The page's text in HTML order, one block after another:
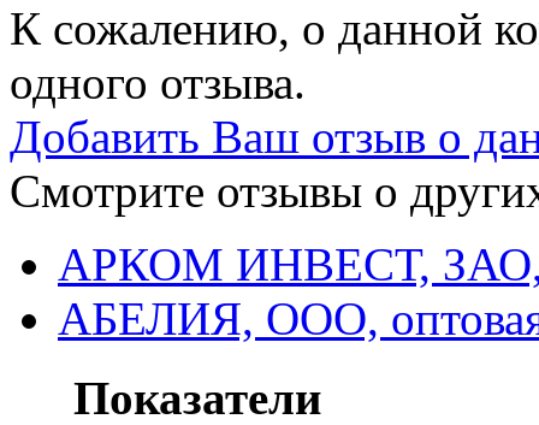
К сожалению, о данной
одного отзыва.
Добавить Ваш отзыв о
Смотрите отзывы о
АРКОМ ИНВЕСТ, ЗАО,
АБЕЛИЯ, ООО,
Показатели